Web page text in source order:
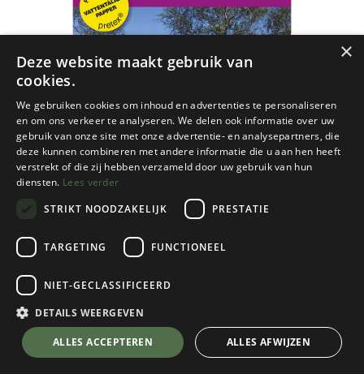
Lantmäteriet
Nasafjället BD15 wp - 1/100
€
17,95
💬 Stel je vraag over dit product via WhatsApp
×
Deze website maakt gebruik van
cookies.
We gebruiken cookies om inhoud en advertenties te personaliseren
en om ons verkeer te analyseren. We delen ook informatie over uw
gebruik van onze site met onze advertentie- en analysepartners, die
deze kunnen combineren met andere informatie die u aan hen heeft
verstrekt of die zij hebben verzameld door uw gebruik van hun
diensten. Lees verder
STRIKT NOODZAKELIJK
PRESTATIE
TARGETING FUNCTIONEEL
NIET-GECLASSIFICEERD
DETAILS WEERGEVEN
ALLES ACCEPTEREN ALLES AFWIJZEN